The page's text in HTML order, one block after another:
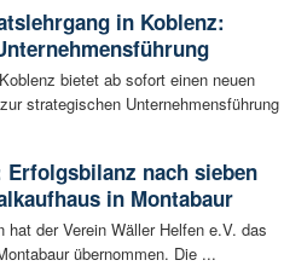
in Koblenz:
bietet ab sofort einen neuen
strategischen Unternehmensführung
Erfolgsbilanz nach sieben
in Montabaur
hat der Verein Wäller Helfen e.V. das
übernommen. Die ...